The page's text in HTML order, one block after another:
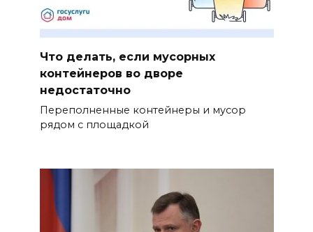
Что делать, если мусорных
контейнеров во дворе
недостаточно
Переполненные контейнеры и мусор
рядом с площадкой